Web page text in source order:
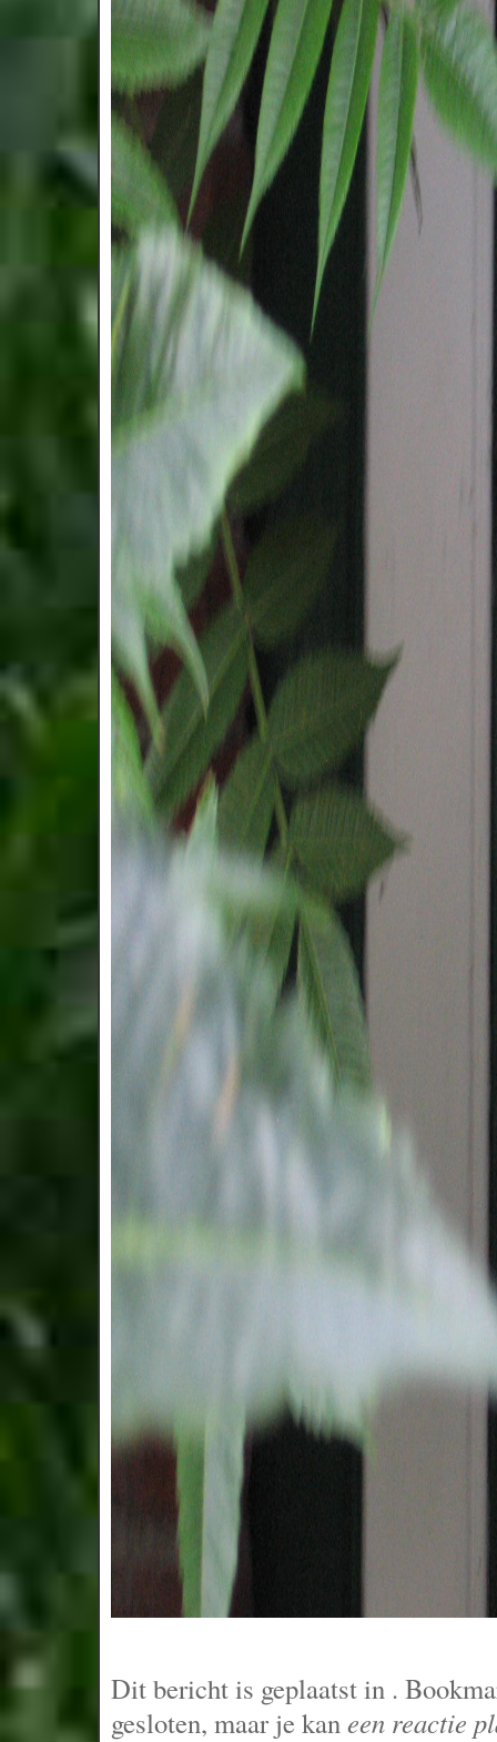
Dit bericht is geplaatst in .
gesloten, maar je kaneen reactie